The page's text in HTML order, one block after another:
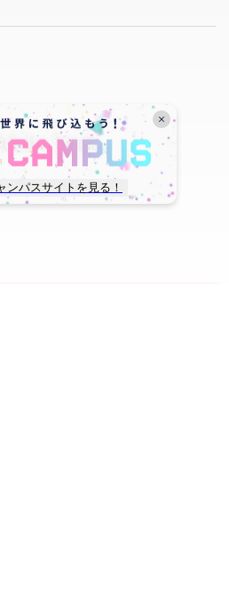
ンパスサイトを見る！
All Rights Reserved.